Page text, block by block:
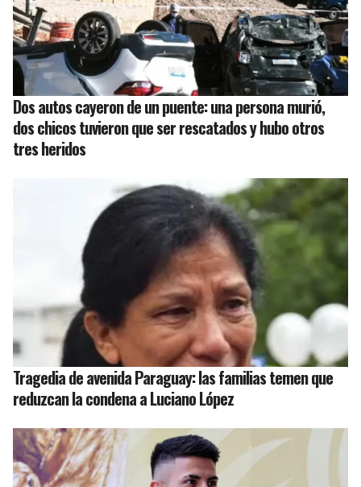
Dos autos cayeron de un puente: una persona murió,
dos chicos tuvieron que ser rescatados y hubo otros
tres heridos
Tragedia de avenida Paraguay: las familias temen que
reduzcan la condena a Luciano López